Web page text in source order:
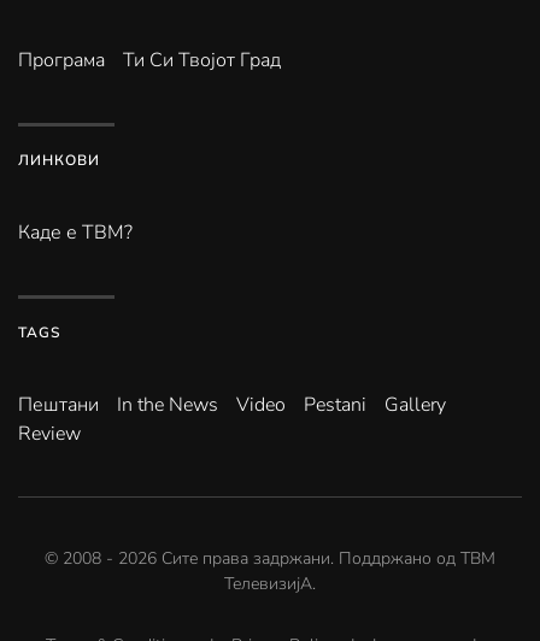
Програма Ти Си Твојот Град
ЛИНКОВИ
Каде е ТВМ?
TAGS
Пештани In the News Video Pestani
Gallery
Review
© 2008 - 2026 Сите права задржани. Поддржано од ТВМ
ТелевизијА.